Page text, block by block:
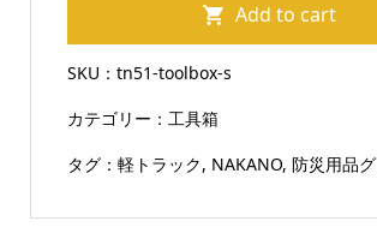
箱
鍵
穴
き
Add to cart
SKU： tn51-toolbox-s
カテゴリー： 工具箱
タグ： 軽トラック, NAKANO, 防災用品